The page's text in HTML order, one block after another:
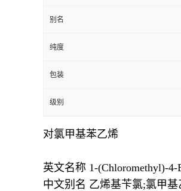
别名
纯度
包装
级别
对氯甲基苯乙烯
英文名称 1-(Chloromethyl)-4-
中文别名 乙烯基苄氯;氯甲